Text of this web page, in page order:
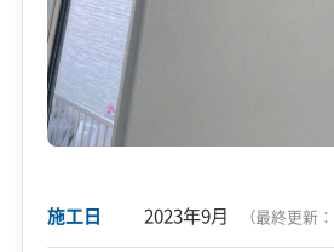
施工日 2023年9月 （最終更新：